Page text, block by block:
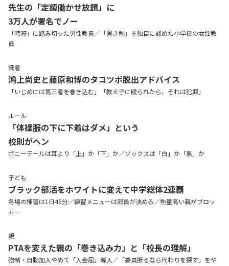
先生の「定額働かせ放題」に
3万人が署名でノー
「時短」に踏み切った男性教員／「置き勉」を独自に認めた小学校の女性教
員
識者
鴻上尚史と藤原和博のタコツボ脱出アドバイス
「いじめには第三者を巻き込む」「教え子に殴られたら、それは犯罪」
ルール
「体操服の下に下着はダメ」という
校則がヘン
ポニーテールは耳より「上」か「下」か／ソックスは「白」か「黒」か
子ども
ブラック部活をホワイトに変えて中学総体2連覇
冬場の練習は1日45分／練習メニューは部員が決める／熱量高い親がブロッ
カー
親
PTAを変えた親の「巻き込み力」と「校長の理解」
強制・自動加入やめて「入会届」導入／「委員断るなら代わりを探す」をや